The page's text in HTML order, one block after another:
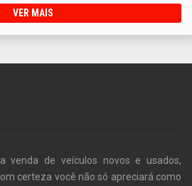
VER MAIS
venda de veículos novos e usados,
certeza você não só apreciará como